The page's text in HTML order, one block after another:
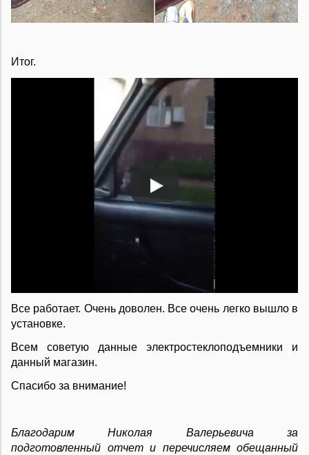
Итог.
Все работает. Очень доволен. Все очень легко вышло в
установке.
Всем советую данные электростеклоподъемники и
данный магазин.
Спасибо за внимание!
Благодарим Николая Валерьевича за
подготовленный отчет и перечисляем обещанный